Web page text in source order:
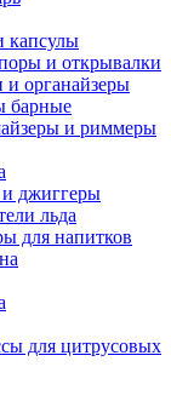
и открывалки
органайзеры
барные
и риммеры
и джиггеры
льда
для напитков
для цитрусовых